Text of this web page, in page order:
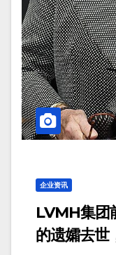
企业资讯
LVMH集团
的遗孀去世